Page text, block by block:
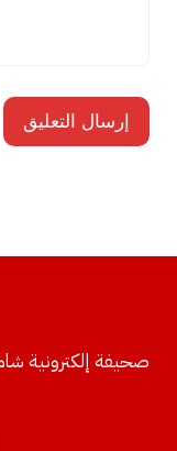
صحيفة إلكترونية